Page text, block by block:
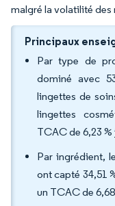
malgré la volatilité
Principaux
Par type de
dominé avec
lingettes de
lingettes
TCAC de 6,23
Par ingrédient,
ont capté 34,51
un TCAC de